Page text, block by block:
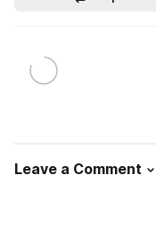
Leave a Comment